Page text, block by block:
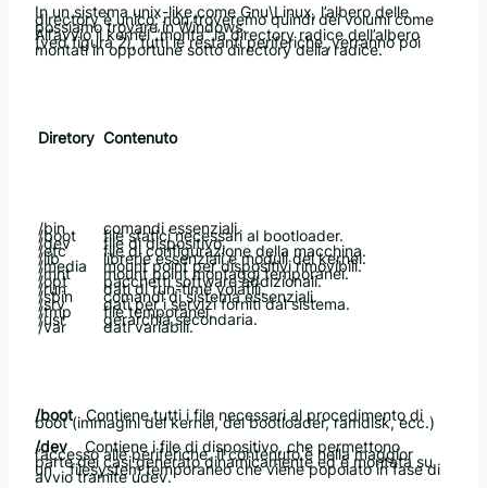
In un sistema unix-like,come Gnu\Linux, l’albero delle
directory è unico: non troveremo quindi dei volumi come
possiamo trovare in Windows.
All’avvio il kernel “monta” la directory radice dell’albero
(ved figura 2), tutti le restanti periferiche ,verranno poi
montati in opportune sotto directory della radice.
Diretory Contenuto
/bin
/boot
/dev
/etc
/lib
/media
/mnt
/opt
/run
/sbin
/srv
/tmp
/usr
/var
comandi essenziali.
file statici necessari al bootloader.
file di dispositivo.
file di configurazione della macchina.
librerie essenziali e moduli del kernel.
mount point per dispositivi rimovibili.
mount point montaggi temporanei.
pacchetti software addizionali.
dati di run-time volatili.
comandi di sistema essenziali.
dati per i servizi forniti dal sistema.
file temporanei.
gerarchia secondaria.
dati variabili.
/bootContiene tutti i file necessari al procedimento di
boot (immagini del kernel, del bootloader, ramdisk, ecc.)
/dev
Contiene i file di dispositivo, che permettono
l’accesso alle periferiche. Il contenuto è nella maggior
parte dei casi generato dinamicamente ed è montata su
un filesystem temporaneo che viene popolato in fase di
avvio tramite udev.